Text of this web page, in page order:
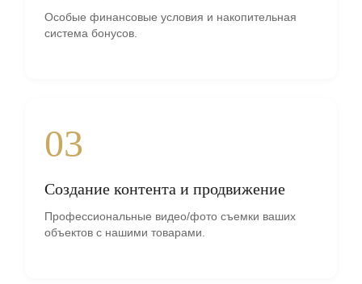
Особые финансовые условия и накопительная
система бонусов.
03
Создание контента и продвижение
Профессиональные видео/фото съемки ваших
объектов с нашими товарами.